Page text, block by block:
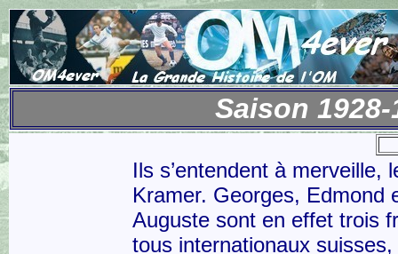
Saison
Ils s’entendent à merveille,
Kramer. Georges, Edmond
Auguste sont en effet trois
tous internationaux suisses,